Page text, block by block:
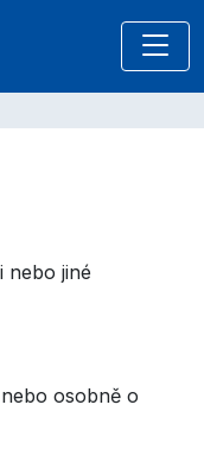
jiné
osobně o